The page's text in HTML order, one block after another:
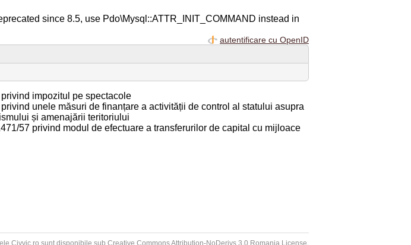
since 8.5, use Pdo\Mysql::ATTR_INIT_COMMAND instead in
autentificare cu OpenID
privind impozitul pe spectacole
privind unele măsuri de finanțare a activității de control al statului asupra
și amenajării teritoriului
57 privind modul de efectuare a transferurilor de capital cu mijloace
Civvic.ro sunt disponibile sub Creative Commons Attribution-NoDerivs 3.0 Romania License.